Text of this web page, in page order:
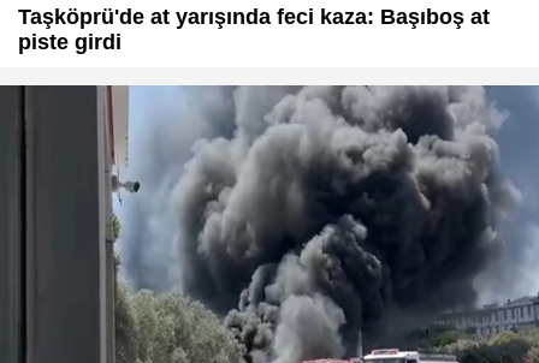
Taşköprü'de at yarışında feci kaza: Başıboş at
piste girdi